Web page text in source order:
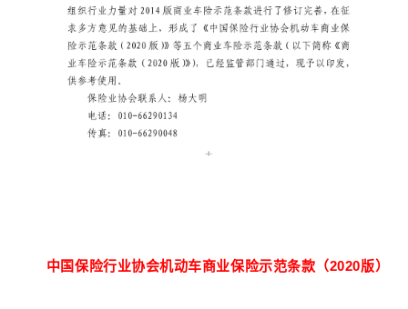
中国保险行业协会机动车商业保险示范条款（2020版）